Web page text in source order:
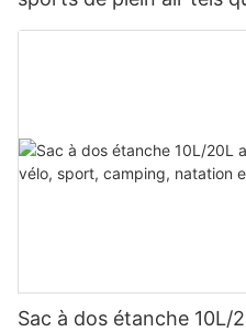
spéléologie, les
Sac à dos étanche 10L/